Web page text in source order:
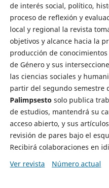
de interés social, político,
proceso de reflexión y
local y regional la revista
objetivos y alcance hacia la
producción de
de Género y sus
las ciencias sociales y
partir del segundo semestre
Palimpsesto solo publica
de estudios, mantendrá su
acceso abierto, y sus
revisión de pares bajo el
Recibirá colaboraciones en
Ver revista
Número actual